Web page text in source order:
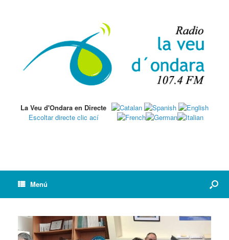
La Veu d'Ondara en Directe
Escoltar directe clic ací
Menú